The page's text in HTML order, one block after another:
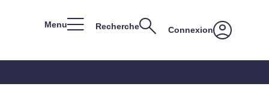
Menu Recherche Connexion